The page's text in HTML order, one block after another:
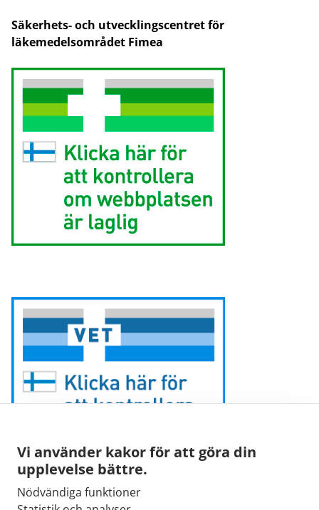
Vi använder kakor för att göra din
upplevelse bättre.
Nödvändiga funktioner
Säkerhets- och utvecklingscentret för
läkemedelsområdet Fimea
E-post: